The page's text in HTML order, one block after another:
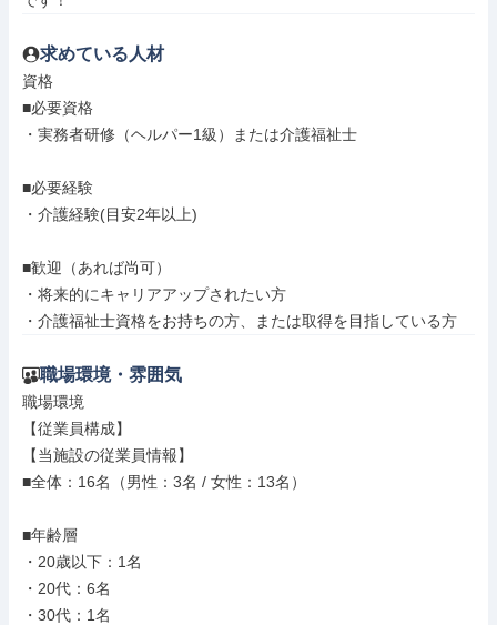
求めている人材
資格
■必要資格
・実務者研修（ヘルパー1級）または介護福祉士
■必要経験
・介護経験(目安2年以上)
■歓迎（あれば尚可）
・将来的にキャリアアップされたい方
・介護福祉士資格をお持ちの方、または取得を目指している方
職場環境・雰囲気
職場環境
【従業員構成】
【当施設の従業員情報】
■全体：16名（男性：3名 / 女性：13名）
■年齢層
・20歳以下：1名
・20代：6名
・30代：1名